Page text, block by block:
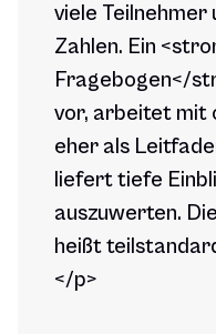
viele
Zahlen. Ein
Fragebogen</
vor, arbeitet mit
eher als
liefert tiefe
auszuwerten.
heißt
</p>